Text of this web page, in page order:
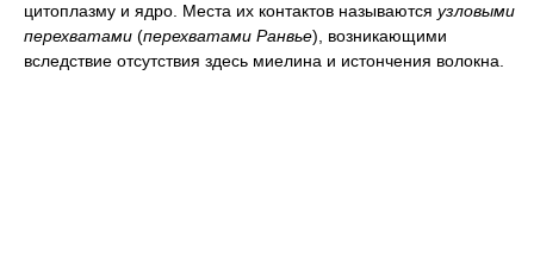
цитоплазму и ядро. Места их контактов называются узловыми
перехватами (перехватами Ранвье), возникающими
вследствие отсутствия здесь миелина и истончения волокна.